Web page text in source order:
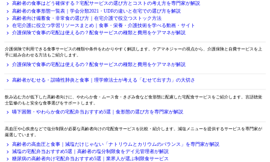
高齢者の食事はどう確保する？宅配サービスの選び方とコストの考え方を専門家が解説
高齢者の食事形態一覧表｜学会分類2021・UDFの違いと在宅での選び方を解説
高齢者向け備蓄食・非常食の選び方｜在宅介護で役立つストック方法
在宅介護に役立つ学習リソースまとめ｜食事・栄養・介護技術を学べる動画・サイト
介護保険で食事の宅配は使えるの？配食サービスの種類と費用をケアマネが解説
介護保険で利用できる食事サービスの種類や条件をわかりやすく解説します。ケアマネジャーの視点から、介護保険と自費サービスを上
手に組み合わせる方法もご紹介します。
介護保険で食事の宅配は使えるの？配食サービスの種類と費用をケアマネが解説
高齢者がむせる・誤嚥性肺炎と食事｜理学療法士が考える「むせて出す力」の大切さ
飲み込む力が低下した高齢者向けに、やわらか食・ムース食・きざみ食など食形態に配慮した宅配食サービスをご紹介します。言語聴覚
士監修のもと安全な食事選びをサポートします。
嚥下困難・やわらか食の宅配弁当おすすめ5選｜食形態の選び方を専門家が解説
高血圧や心疾患などで塩分制限が必要な高齢者向けの宅配食サービスを比較・紹介します。減塩メニューを提供するサービスを専門家が
厳選しています。
高齢者の高血圧と食事｜減塩だけじゃない「ナトリウムとカリウムのバランス」を専門家が解説
減塩の宅配弁当おすすめ5選｜高齢者の塩分制限食をデイ元管理者が解説
糖尿病の高齢者向け宅配弁当おすすめ5選｜業界人が選ぶ制限食サービス